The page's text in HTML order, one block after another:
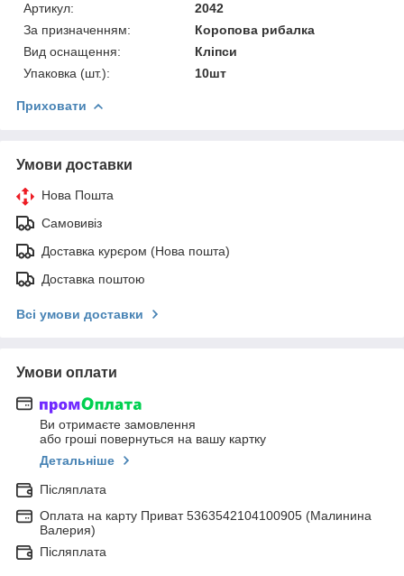
Артикул:
2042
За призначенням:
Коропова рибалка
Вид оснащення:
Кліпси
Упаковка (шт.):
10шт
Приховати
Умови доставки
Нова Пошта
Самовивіз
Доставка курєром (Нова пошта)
Доставка поштою
Всі умови доставки
Умови оплати
Ви отримаєте замовлення
або гроші повернуться на вашу картку
Детальніше
Післяплата
Оплата на карту Приват 5363542104100905 (Малинина
Валерия)
Післяплата